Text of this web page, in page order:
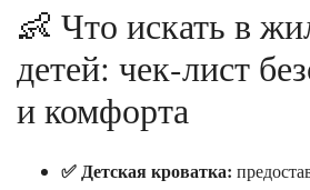
👶 Что искать в
детей: чек-лист
и комфорта
✅ Детская кроватка: